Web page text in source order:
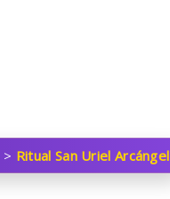
> Ritual San Uriel Arcángel